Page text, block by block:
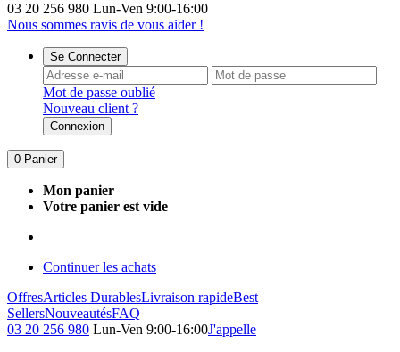
03 20 256 980 Lun-Ven 9:00-16:00
Nous sommes ravis de vous aider !
Se Connecter
Mot de passe oublié
Nouveau client ?
Connexion
0 Panier
Mon panier
Votre panier est vide
Continuer les achats
OffresArticles DurablesLivraison rapideBest
SellersNouveautésFAQ
03 20 256 980 Lun-Ven 9:00-16:00J'appelle